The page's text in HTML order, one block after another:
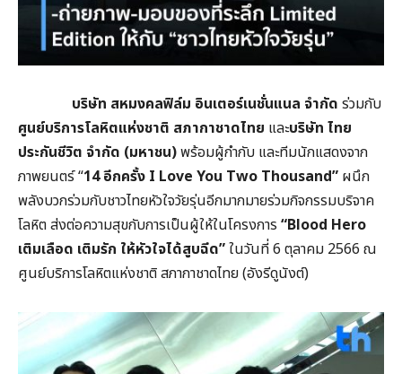
บริษัท สหมงคลฟิล์ม อินเตอร์เนชั่นแนล จำกัด ร่วมกับ
ศูนย์บริการโลหิตแห่งชาติ สภากาชาดไทย และบริษัท ไทย
ประกันชีวิต จำกัด (มหาชน)พร้อมผู้กำกับ และทีมนักแสดงจาก
ภาพยนตร์ “14 อีกครั้ง I Love You Two Thousand” ผนึก
พลังบวกร่วมกับชาวไทยหัวใจวัยรุ่นอีกมากมายร่วมกิจกรรมบริจาค
โลหิต ส่งต่อความสุขกับการเป็นผู้ให้ในโครงการ “Blood Hero
เติมเลือด เติมรัก ให้หัวใจได้สูบฉีด”ในวันที่ 6 ตุลาคม 2566 ณ
ศูนย์บริการโลหิตแห่งชาติ สภากาชาดไทย (อังรีดูนังต์)